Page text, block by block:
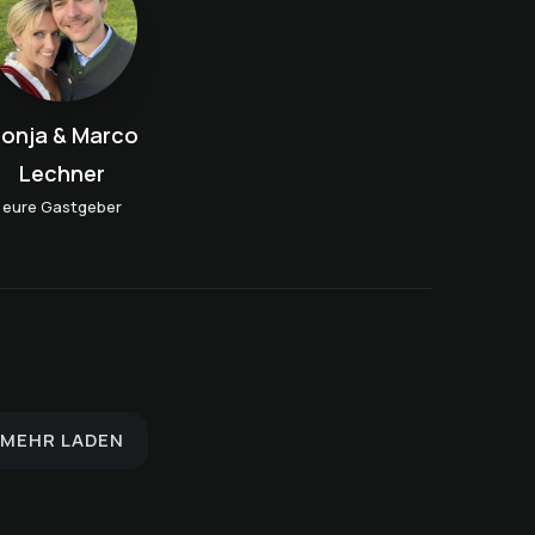
& Marco
Lechner
eure Gastgeber
Frühstücken soviel das
Schokofondue - mit reiner
MEHR LADEN